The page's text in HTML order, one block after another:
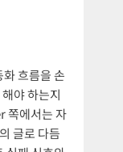
흐름을 손
야 하는지
쪽에서는 자
글로 다듬